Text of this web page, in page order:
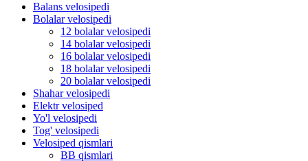
Balans velosipedi
Bolalar velosipedi
12 bolalar velosipedi
14 bolalar velosipedi
16 bolalar velosipedi
18 bolalar velosipedi
20 bolalar velosipedi
Shahar velosipedi
Elektr velosiped
Yo'l velosipedi
Tog' velosipedi
Velosiped qismlari
BB qismlari